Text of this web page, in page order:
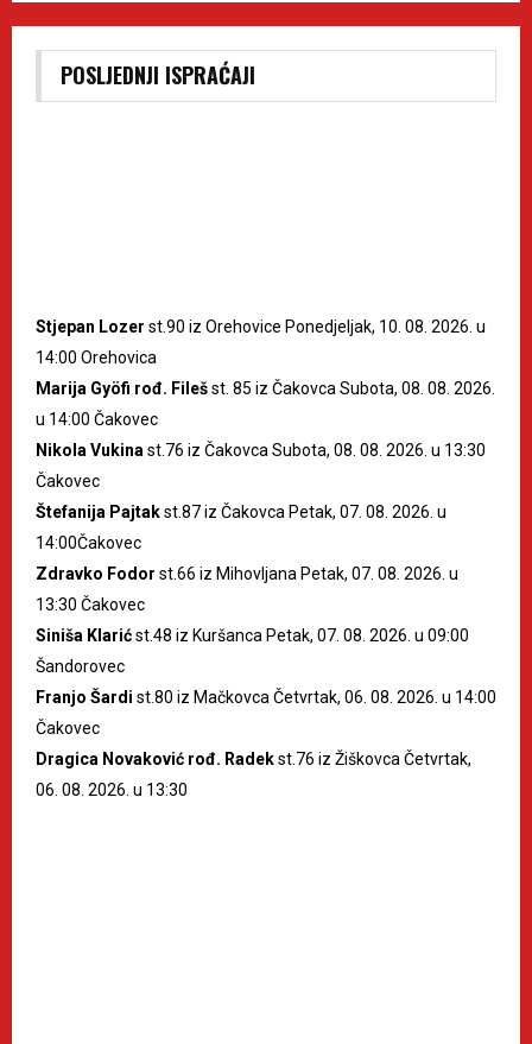
POSLJEDNJI ISPRAĆAJI
Stjepan Lozer st.90 iz Orehovice Ponedjeljak, 10. 08. 2026. u
14:00 Orehovica
Marija Gyöfi rođ. Filešst. 85 iz Čakovca Subota, 08. 08. 2026.
u 14:00 Čakovec
Nikola Vukinast.76 iz Čakovca Subota, 08. 08. 2026. u 13:30
Čakovec
Štefanija Pajtakst.87 iz Čakovca Petak, 07. 08. 2026. u
14:00Čakovec
Zdravko Fodor st.66 iz Mihovljana Petak, 07. 08. 2026. u
13:30 Čakovec
Siniša Klarićst.48 iz Kuršanca Petak, 07. 08. 2026. u 09:00
Šandorovec
Franjo Šardi st.80 iz Mačkovca Četvrtak, 06. 08. 2026. u 14:00
Čakovec
Dragica Novaković rođ. Radekst.76 iz Žiškovca Četvrtak,
06. 08. 2026. u 13:30